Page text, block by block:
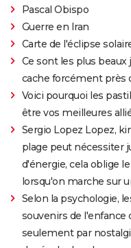
Pascal Obispo
Guerre en Iran
Carte de l'éclipse
Ce sont les plus beaux
cache forcément près
Voici pourquoi les
être vos meilleures
Sergio Lopez Lopez,
plage peut nécessiter
d'énergie, cela oblige
lorsqu'on marche sur
Selon la psychologie,
souvenirs de l'enfance
seulement par